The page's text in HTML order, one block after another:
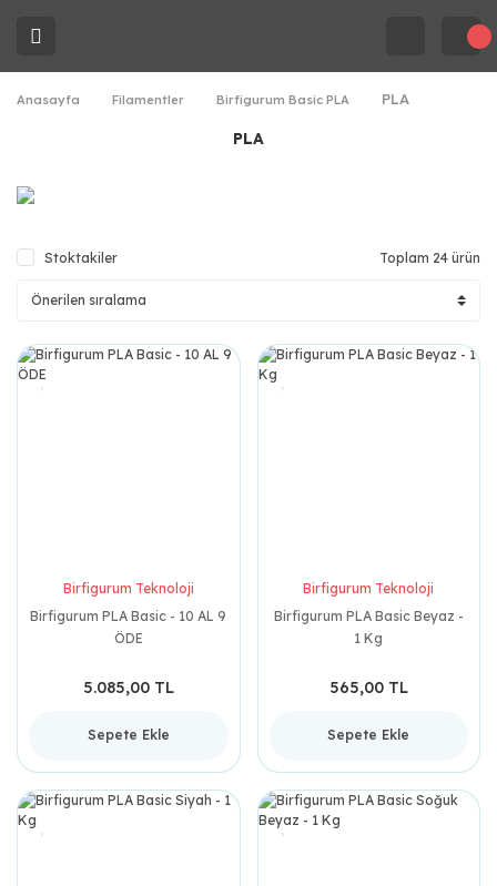
Anasayfa Filamentler Birfigurum Basic PLA PLA
PLA
Stoktakiler Toplam 24 ürün
Birfigurum Teknoloji
Birfigurum PLA Basic - 10 AL 9
ÖDE
5.085,00 TL
Sepete Ekle
Birfigurum Teknoloji
Birfigurum PLA Basic Beyaz -
1 Kg
565,00 TL
Sepete Ekle